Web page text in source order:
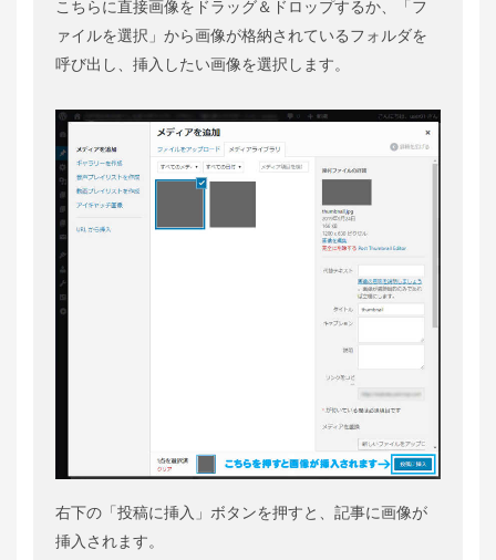
こちらに直接画像をドラッグ＆ドロップするか、「フ
ァイルを選択」から画像が格納されているフォルダを
呼び出し、挿⼊したい画像を選択します。
右下の「投稿に挿⼊」ボタンを押すと、記事に画像が
挿⼊されます。